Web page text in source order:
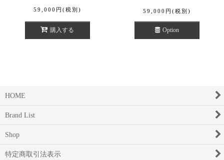
59,000 円 (税別)
購入する
59,000 円 (税別)
Option
HOME
Brand List
Shop
特定商取引法表示